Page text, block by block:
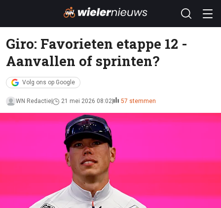
Giro: Favorieten etappe 12 -
Aanvallen of sprinten?
Volg ons op Google
WN Redactie 21 mei 2026 08:02 57 stemmen